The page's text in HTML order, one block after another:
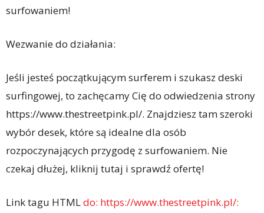
surfowaniem!
Wezwanie do działania:
Jeśli jesteś początkującym surferem i szukasz deski
surfingowej, to zachęcamy Cię do odwiedzenia strony
https://www.thestreetpink.pl/. Znajdziesz tam szeroki
wybór desek, które są idealne dla osób
rozpoczynających przygodę z surfowaniem. Nie
czekaj dłużej, kliknij tutaj i sprawdź ofertę!
Link tagu HTMLdo: https://www.thestreetpink.pl/: